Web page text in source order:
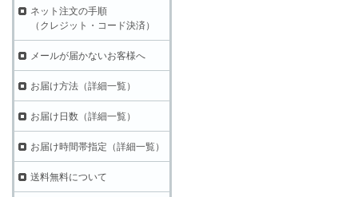
ネット注文の手順
（クレジット・コード決済）
メールが届かないお客様へ
お届け方法（詳細一覧）
お届け日数（詳細一覧）
お届け時間帯指定（詳細一覧）
送料無料について